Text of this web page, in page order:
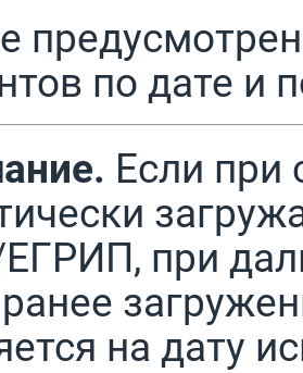
по дате и
Если при
при
на дату